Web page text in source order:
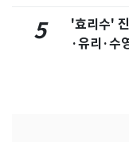
5
'효리수'
·유리·수